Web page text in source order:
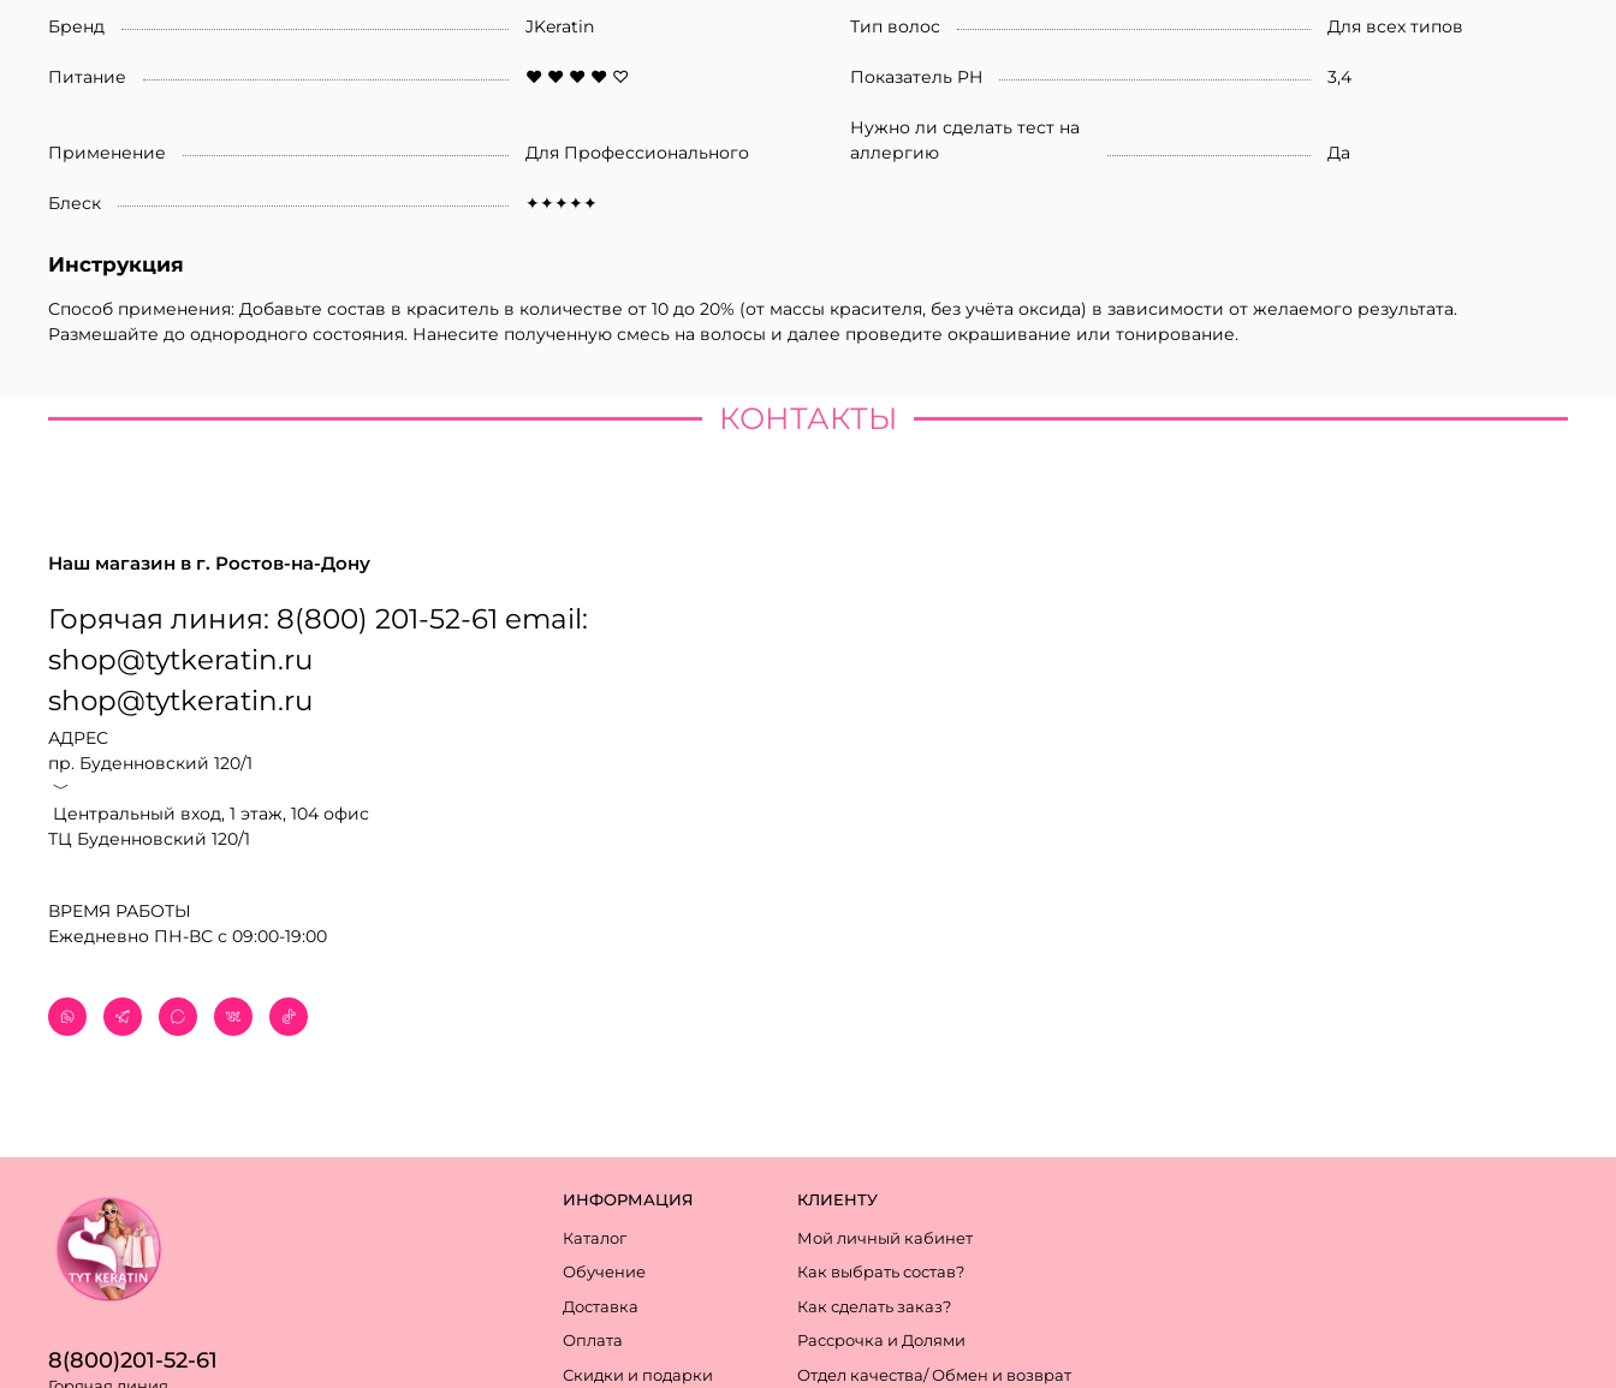
Бренд JKeratin Тип волос Для всех типов
Питание ♥ ♥ ♥ ♥ ♡ Показатель PH 3,4
Применение Для Профессионального
Нужно ли сделать тест на
аллергию
Да
Блеск ✦✦✦✦✦
Инструкция
Способ применения: Добавьте состав в краситель в количестве от 10 до 20% (от массы красителя, без учёта оксида) в зависимости от желаемого результата.
Размешайте до однородного состояния. Нанесите полученную смесь на волосы и далее проведите окрашивание или тонирование.
КОНТАКТЫ
Наш магазин в г. Ростов-на-Дону
Горячая линия: 8(800) 201-52-61 email:
shop@tytkeratin.ru
shop@tytkeratin.ru
АДРЕС
пр. Буденновский 120/1
﹀
Центральный вход, 1 этаж, 104 офис
ТЦ Буденновский 120/1
ВРЕМЯ РАБОТЫ
Ежедневно ПН-ВС с 09:00-19:00
ИНФОРМАЦИЯ
Каталог
Обучение
Доставка
Оплата
Скидки и подарки
КЛИЕНТУ
Мой личный кабинет
Как выбрать состав?
Как сделать заказ?
Рассрочка и Долями
Отдел качества/ Обмен и возврат
8(800)201-52-61